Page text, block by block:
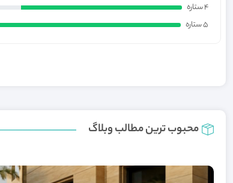
4 ستاره
5 ستاره
محبوب ترین مطالب وبلاگ